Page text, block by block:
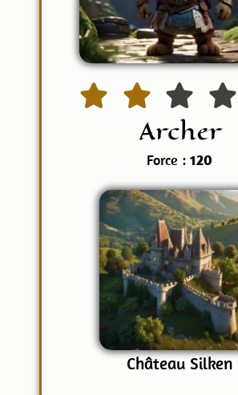
Archer
Force : 120
Château Silken